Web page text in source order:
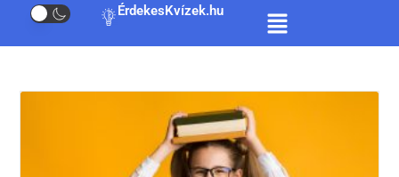
ÉrdekesKvízek.hu